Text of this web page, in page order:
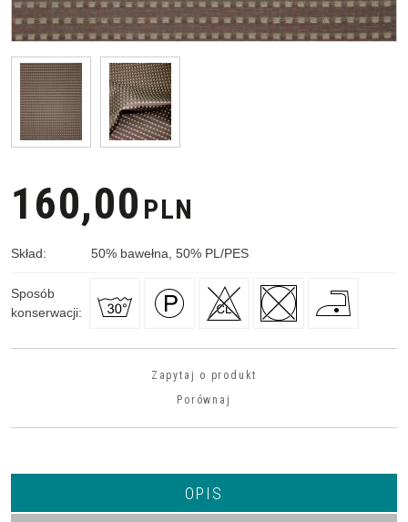
160,00 PLN
Skład: 50% bawełna, 50% PL/PES
Sposób
konserwacji:
Zapytaj o produkt
Porównaj
OPIS